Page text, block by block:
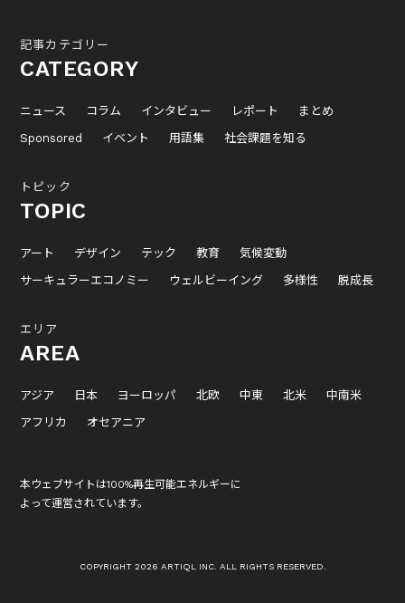
記事カテゴリー
CATEGORY
ニュース コラム インタビュー レポート
まとめ
Sponsored
イベント 用語集 社会課題を知る
トピック
TOPIC
アート デザイン テック 教育
気候変動
サーキュラーエコノミー
ウェルビーイング 多様性 脱成長
エリア
AREA
アジア 日本 ヨーロッパ 北欧 中東 北米
中南米
アフリカ
オセアニア
本ウェブサイトは100%再生可能エネルギーに
よって運営されています。
COPYRIGHT 2026 ARTIQL INC. ALL RIGHTS RESERVED.